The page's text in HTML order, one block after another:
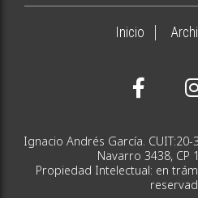
Inicio
Ignacio Andrés García.
Navarro 3438, CP
Propiedad Intelectual: en